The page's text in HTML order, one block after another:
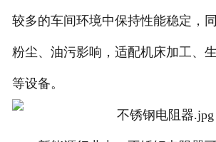
较多的车间环境中保持性能稳定，
粉尘、油污影响，适配机床加工、
等设备。